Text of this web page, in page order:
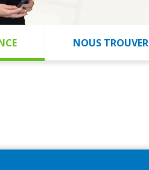
NOUS TROUVER